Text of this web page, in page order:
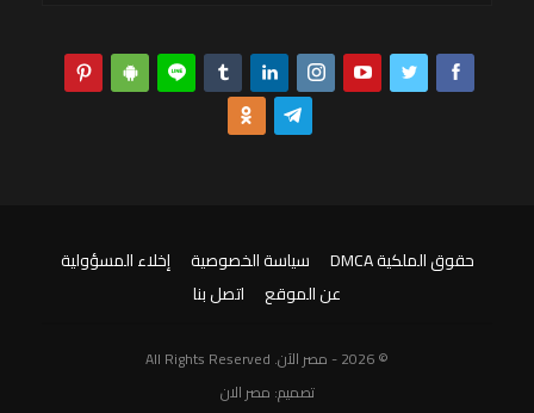
حقوق الملكية DMCA سياسة الخصوصية
إخلاء المسؤولية
عن الموقع
اتصل بنا
© 2026 - مصر الآن. All Rights Reserved
تصميم: مصر الان